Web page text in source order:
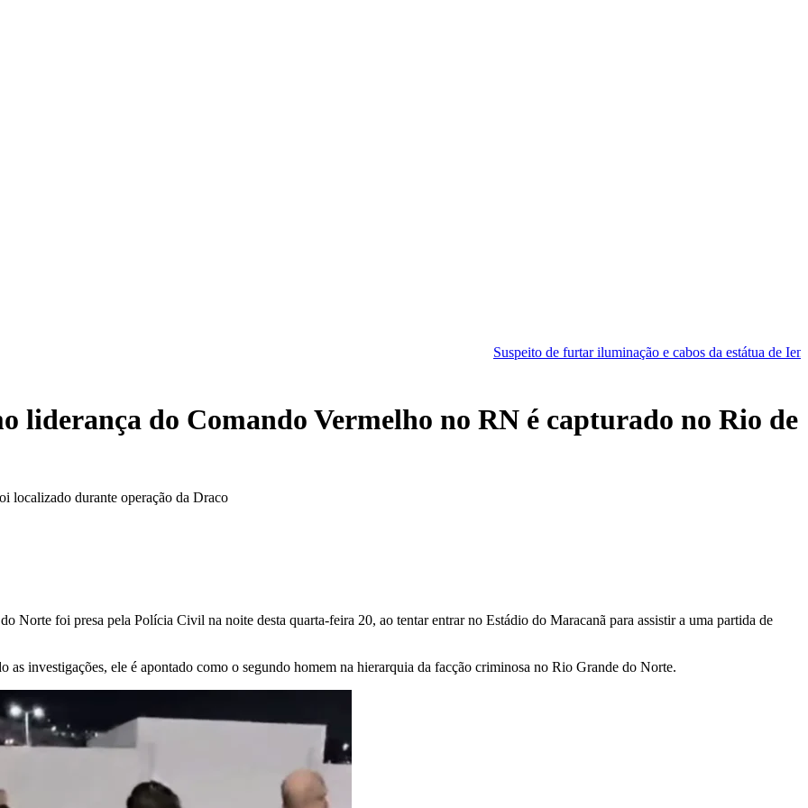
Suspeito de furtar iluminação e cabos da estátua de Iemanjá é preso em
liderança do Comando Vermelho no RN é capturado no Rio de
localizado durante operação da Draco
Norte foi presa pela Polícia Civil na noite desta quarta-feira 20, ao tentar entrar no Estádio do Maracanã para assistir a uma partida de
investigações, ele é apontado como o segundo homem na hierarquia da facção criminosa no Rio Grande do Norte.